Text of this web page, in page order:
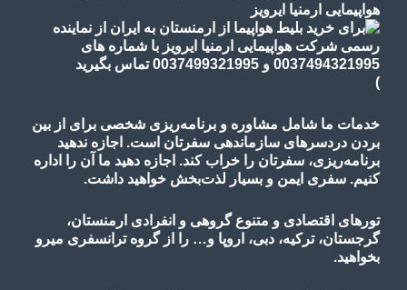
هواپیمایی ارمنیا ایرویز
)
خدمات ما شامل مشاوره و برنامه‌ریزی شخصی برای از بین
بردن دردسرهای سازماندهی سفرتان است. اجازه ندهید
برنامه‌ریزی، سفرتان را خراب کند. اجازه دهید ما آن را اداره
کنیم. سفری ایمن و بسیار لذت‌بخش خواهید داشت.
تورهای اقتصادی و متنوع گروهی و انفرادی ارمنستان،
گرجستان، ترکیه، دبی، اروپا و… را از گروه ترانسفری میرو
بخواهید.